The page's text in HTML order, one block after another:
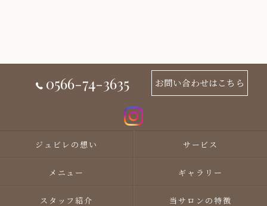
0566-74-3635 お問い合わせはこちら
ジュビレの想い サービス
メニュー ギャラリー
スタッフ紹介 当サロンの特徴